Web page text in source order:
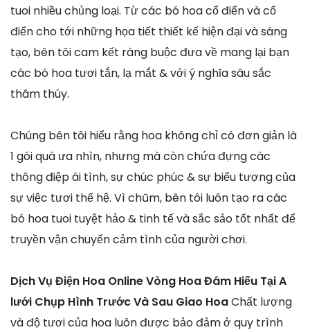
tuoi nhiều chủng loại. Từ các bó hoa cổ điển và cổ
điển cho tới những họa tiết thiết kế hiện đại và sáng
tạo, bên tôi cam kết ràng buộc đưa về mang lại bạn
các bó hoa tươi tắn, lạ mắt & với ý nghĩa sâu sắc
thâm thúy.
Chúng bên tôi hiểu rằng hoa không chỉ có đơn giản là
1 gói quà ưa nhìn, nhưng mà còn chứa đựng các
thông điệp ái tình, sự chúc phúc & sự biểu tượng của
sự việc tươi thế hệ. Vì chũm, bên tôi luôn tạo ra các
bó hoa tuoi tuyệt hảo & tinh tế và sắc sảo tốt nhất để
truyền vận chuyển cảm tình của người chơi.
Dịch Vụ Điện Hoa Online Vòng Hoa Đám Hiếu Tại A
lưới Chụp Hình Trước Và Sau Giao HoaChất lượng
và độ tươi của hoa luôn được bảo đảm ở quy trình